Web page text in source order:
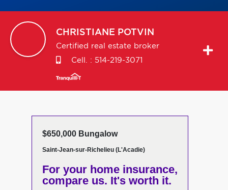
CHRISTIANE POTVIN
Certified real estate broker
Cell. : 514-219-3071
$650,000 Bungalow
Saint-Jean-sur-Richelieu (L'Acadie)
For your home insurance,
compare us. It's worth it.